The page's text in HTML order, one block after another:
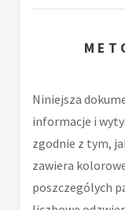
Niniejsza
informacje i
zgodnie z tym,
zawiera
poszczególych